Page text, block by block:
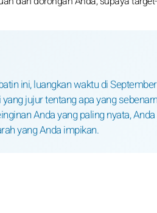
ini, luangkan waktu di
jujur tentang apa yang
Anda yang paling nyata,
yang Anda impikan.